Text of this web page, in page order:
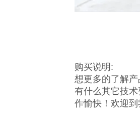
购买说明:
想更多的了解
有什么其它技
作愉快！欢迎